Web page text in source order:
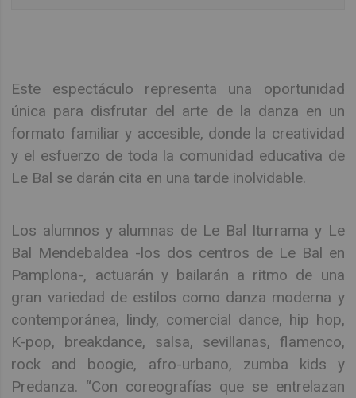
Este espectáculo representa una oportunidad
única para disfrutar del arte de la danza en un
formato familiar y accesible, donde la creatividad
y el esfuerzo de toda la comunidad educativa de
Le Bal se darán cita en una tarde inolvidable.
Los alumnos y alumnas de Le Bal Iturrama y Le
Bal Mendebaldea -los dos centros de Le Bal en
Pamplona-, actuarán y bailarán a ritmo de una
gran variedad de estilos como danza moderna y
contemporánea, lindy, comercial dance, hip hop,
K-pop, breakdance, salsa, sevillanas, flamenco,
rock and boogie, afro-urbano, zumba kids y
Predanza. “Con coreografías que se entrelazan